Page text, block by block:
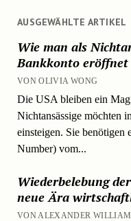
AUSGEWÄHLTE ARTIKEL
Wie man als
Bankkonto eröffnet
VON OLIVIA WONG
Die USA bleiben ein
Nichtansässige möchten
einsteigen. Sie
Number) vom...
Wiederbelebung
neue Ära
VON ALEXANDER